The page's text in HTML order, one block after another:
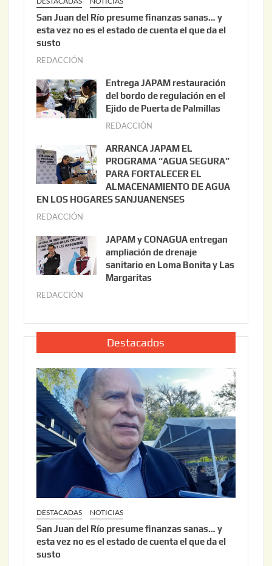
San Juan del Río presume finanzas sanas… y
esta vez no es el estado de cuenta el que da el
susto
REDACCIÓN
o
s
t
3
,
2
0
Entrega JAPAM restauración
del bordo de regulación en el
Ejido de Puerta de Palmillas
REDACCIÓN
i
o
2
2
0
ARRANCA JAPAM EL
PROGRAMA “AGUA SEGURA”
PARA FORTALECER EL
ALMACENAMIENTO DE AGUA
EN LOS HOGARES SANJUANENSES
REDACCIÓN
l
i
o
,
0
2
6
JAPAM y CONAGUA entregan
ampliación de drenaje
sanitario en Loma Bonita y Las
Margaritas
REDACCIÓN
l
o
2
2
,
2
6
Destacados
DESTACADAS NOTICIAS
San Juan del Río presume finanzas sanas… y
esta vez no es el estado de cuenta el que da el
susto